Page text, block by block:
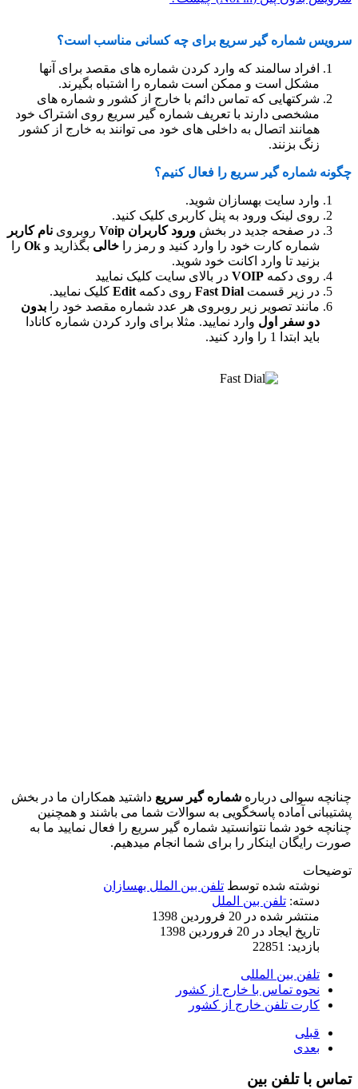
سرویس شماره گیر سریع برای چه کسانی مناسب است؟
افراد سالمند که وارد کردن شماره های مقصد برای آنها
مشکل است و ممکن است شماره را اشتباه بگیرند.
شرکتهایی که تماس دائم با خارج از کشور و شماره های
مشخصی دارند با تعریف شماره گیر سریع روی اشتراک خود
همانند اتصال به داخلی های خود می توانند به خارج از کشور
زنگ بزنند.
چگونه شماره گیر سریع را فعال کنیم؟
وارد سایت بهسازان شوید.
روی لینک ورود به پنل کاربری کلیک کنید.
در صفحه جدید در بخش ورود کاربران Voip روبروی نام کاربر
شماره کارت خود را وارد کنید و رمز را خالی بگذارید و Ok را
بزنید تا وارد اکانت خود شوید.
روی دکمه VOIP در بالای سایت کلیک نمایید
در زیر قسمت Fast Dial روی دکمه Edit کلیک نمایید.
مانند تصویر زیر روبروی هر عدد شماره مقصد خود را بدون
دو سفر اول وارد نمایید. مثلا برای وارد کردن شماره کانادا
باید ابتدا 1 را وارد کنید.
چنانچه سوالی درباره شماره گیر سریع داشتید همکاران ما در بخش
پشتیبانی آماده پاسخگویی به سوالات شما می باشند و همچنین
چنانچه خود شما نتوانستید شماره گیر سریع را فعال نمایید ما به
صورت رایگان اینکار را برای شما انجام میدهیم.
توضیحات
نوشته شده توسط تلفن بین الملل بهسازان
دسته: تلفن بین الملل
منتشر شده در 20 فروردين 1398
تاریخ ایجاد در 20 فروردين 1398
بازدید: 22851
تلفن بین المللی
نحوه تماس با خارج از کشور
کارت تلفن خارج از کشور
قبلی
بعدی
تماس با تلفن بین